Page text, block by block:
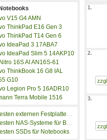
V15 G4 AMN
ThinkPad E16 Gen 3
ThinkPad T14 Gen 6
IdeaPad 3 17ABA7
IdeaPad Slim 5 14AKP10
16S AI AN16S-61
ThinkBook 16 G8 IAL
G10
Legion Pro 5 16ADR10
Terra Mobile 1516
externen Festplatten für Notebooks
NAS-Systeme für Backups
SSDs für Notebooks
1.
2.
3.